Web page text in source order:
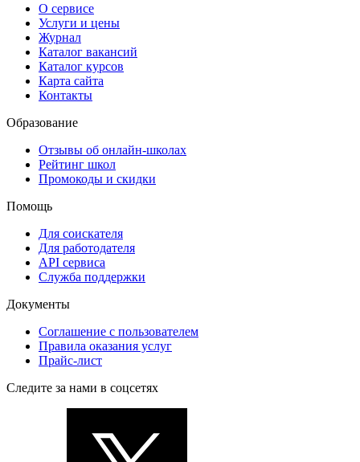
О сервисе
Услуги и цены
Журнал
Каталог вакансий
Каталог курсов
Карта сайта
Контакты
Образование
Отзывы об онлайн-школах
Рейтинг школ
Промокоды и скидки
Помощь
Для соискателя
Для работодателя
API сервиса
Служба поддержки
Документы
Соглашение с пользователем
Правила оказания услуг
Прайс-лист
Следите за нами в соцсетях